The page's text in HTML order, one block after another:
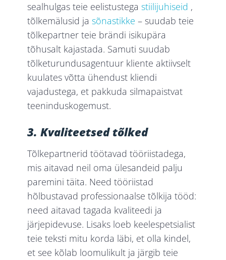
sealhulgas teie eelistustega stiilijuhiseid ,
tõlkemälusid ja sõnastikke – suudab teie
tõlkepartner teie brändi isikupära
tõhusalt kajastada. Samuti suudab
tõlketurundusagentuur kliente aktiivselt
kuulates võtta ühendust kliendi
vajadustega, et pakkuda silmapaistvat
teeninduskogemust.
3. Kvaliteetsedtõlked
Tõlkepartnerid töötavad tööriistadega,
mis aitavad neil oma ülesandeid palju
paremini täita. Need tööriistad
hõlbustavad professionaalse tõlkija tööd:
need aitavad tagada kvaliteedi ja
järjepidevuse. Lisaks loeb keelespetsialist
teie teksti mitu korda läbi, et olla kindel,
et see kõlab loomulikult ja järgib teie